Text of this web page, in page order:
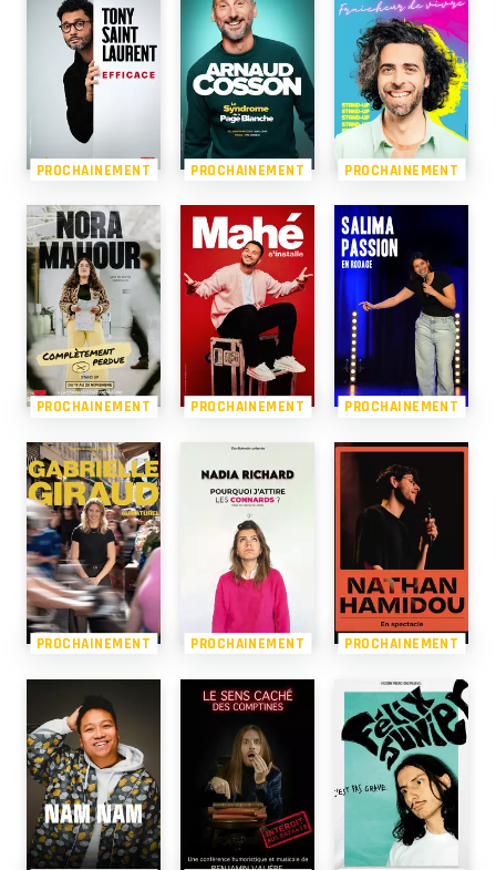
PROCHAINEMENT PROCHAINEMENT PROCHAINEMENT
PROCHAINEMENT PROCHAINEMENT PROCHAINEMENT
PROCHAINEMENT PROCHAINEMENT PROCHAINEMENT